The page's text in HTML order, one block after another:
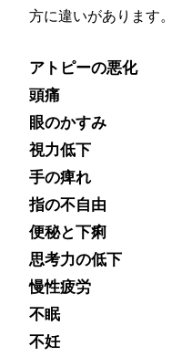
方に違いがあります。
アトピーの悪化
頭痛
眼のかすみ
視力低下
手の痺れ
指の不自由
便秘と下痢
思考力の低下
慢性疲労
不眠
不妊